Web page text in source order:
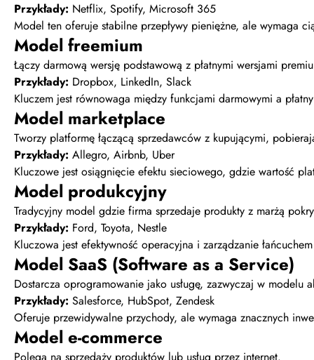
Przykłady: Netflix, Spotify, Microsoft 365
Model ten oferuje stabilne przepływy pieniężne, ale wymaga
Model freemium
Łączy darmową wersję podstawową z płatnymi wersjami
Przykłady: Dropbox, LinkedIn, Slack
Kluczem jest równowaga między funkcjami darmowymi a
Model marketplace
Tworzy platformę łączącą sprzedawców z kupującymi,
Przykłady: Allegro, Airbnb, Uber
Kluczowe jest osiągnięcie efektu sieciowego, gdzie wartość
Model produkcyjny
Tradycyjny model gdzie firma sprzedaje produkty z marżą
Przykłady: Ford, Toyota, Nestle
Kluczowa jest efektywność operacyjna i zarządzanie
Model SaaS (Software as a Service)
Dostarcza oprogramowanie jako usługę, zazwyczaj w modelu
Przykłady: Salesforce, HubSpot, Zendesk
Oferuje przewidywalne przychody, ale wymaga znacznych
Model e-commerce